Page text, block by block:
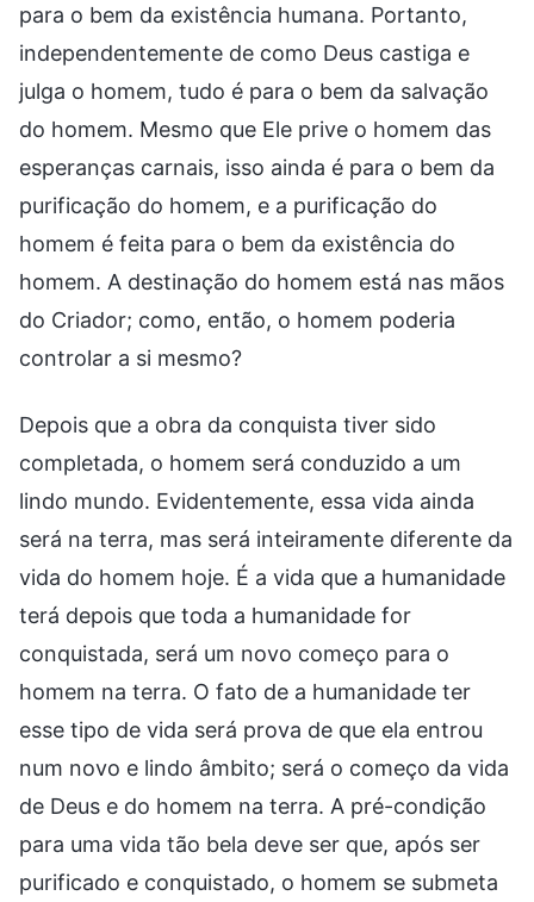
para o bem da existência humana. Portanto,
independentemente de como Deus castiga e
julga o homem, tudo é para o bem da salvação
do homem. Mesmo que Ele prive o homem das
esperanças carnais, isso ainda é para o bem da
purificação do homem, e a purificação do
homem é feita para o bem da existência do
homem. A destinação do homem está nas mãos
do Criador; como, então, o homem poderia
controlar a si mesmo?
Depois que a obra da conquista tiver sido
completada, o homem será conduzido a um
lindo mundo. Evidentemente, essa vida ainda
será na terra, mas será inteiramente diferente da
vida do homem hoje. É a vida que a humanidade
terá depois que toda a humanidade for
conquistada, será um novo começo para o
homem na terra. O fato de a humanidade ter
esse tipo de vida será prova de que ela entrou
num novo e lindo âmbito; será o começo da vida
de Deus e do homem na terra. A pré-condição
para uma vida tão bela deve ser que, após ser
purificado e conquistado, o homem se submeta